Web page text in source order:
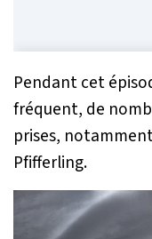
Pendant cet
fréquent, de
prises,
Pfifferling.